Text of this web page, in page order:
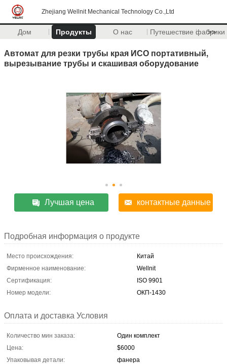
Zhejiang Wellnit Mechanical Technology Co.,Ltd
Дом Продукты О нас Путешествие фабрики
>>
Автомат для резки трубы края ИСО портативный,
вырезывание трубы и скашивая оборудование
Лучшая цена контактные данные
Подробная информация о продукте
Место происхождения:
Китай
Фирменное наименование:
Wellnit
Сертификация:
ISO 9901
Номер модели:
ОКП-1430
Оплата и доставка Условия
Количество мин заказа:
Один комплект
Цена:
$6000
Упаковывая детали:
фанера